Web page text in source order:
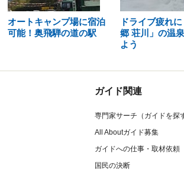
オートキャンプ場に宿泊
可能！奥飛騨の道の駅
ドライブ疲れ
郷 荘川」の温
よう
ガイド関連
専門家サーチ（ガイドを探
All Aboutガイド募集
ガイドへの仕事・取材依頼
国民の決断